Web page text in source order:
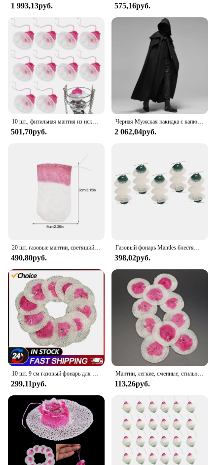
1 993,13руб. 575,16руб.
10 шт., фитильная мантия из искусственного шелка
501,70руб.
Черная Мужская накидка с капюшоном, средневековая искусственная, однотонная, ветрозащитная Мужская тренчкот, модель костюм монаха Хэллоуин Death Mantles
2 062,04руб.
20 шт. газовые мантии, светящийся корпус, фитиль для лампы с одним цоколем для улицы, пропановый фонарь, парафиновые мантии для газовых ламп
490,80руб.
Газовый фонарь Mantles блестящая газовая лампа мантия для самостоятельного вождения путешествия
398,02руб.
10 шт. 9 см газовый фонарь для кемпинга на открытом воздухе керосиновая лампа марлевая сетчатая крышка
299,11руб.
Мантии, легкие, сменные, стильные, полезные, сетчатые мантии, парафин, 5 см, 8 см, для кемпинга, хлопка, хлопка, двора
113,26руб.